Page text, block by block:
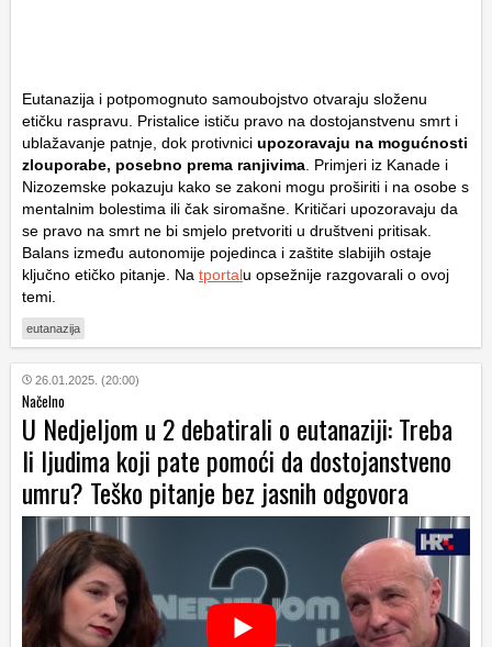
Eutanazija i potpomognuto samoubojstvo otvaraju složenu
etičku raspravu. Pristalice ističu pravo na dostojanstvenu smrt i
ublažavanje patnje, dok protivnici upozoravaju na mogućnosti
zlouporabe, posebno prema ranjivima. Primjeri iz Kanade i
Nizozemske pokazuju kako se zakoni mogu proširiti i na osobe s
mentalnim bolestima ili čak siromašne. Kritičari upozoravaju da
se pravo na smrt ne bi smjelo pretvoriti u društveni pritisak.
Balans između autonomije pojedinca i zaštite slabijih ostaje
ključno etičko pitanje. Na tportalu opsežnije razgovarali o ovoj
temi.
eutanazija
26.01.2025. (20:00)
Načelno
U Nedjeljom u 2 debatirali o eutanaziji: Treba
li ljudima koji pate pomoći da dostojanstveno
umru? Teško pitanje bez jasnih odgovora